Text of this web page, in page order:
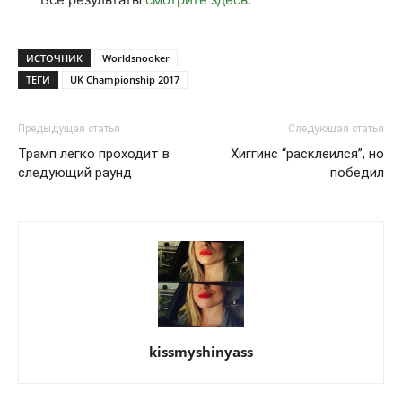
ИСТОЧНИК
Worldsnooker
ТЕГИ
UK Championship 2017
Предыдущая статья
Трамп легко проходит в
следующий раунд
Следующая статья
Хиггинс “расклеился”, но
победил
kissmyshinyass